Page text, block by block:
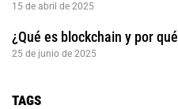
15 de abril de 2025
¿Qué es blockchain y por
25 de junio de 2025
TAGS